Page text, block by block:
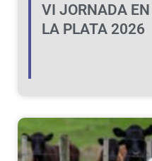
VI JORNADA
LA PLATA 2026